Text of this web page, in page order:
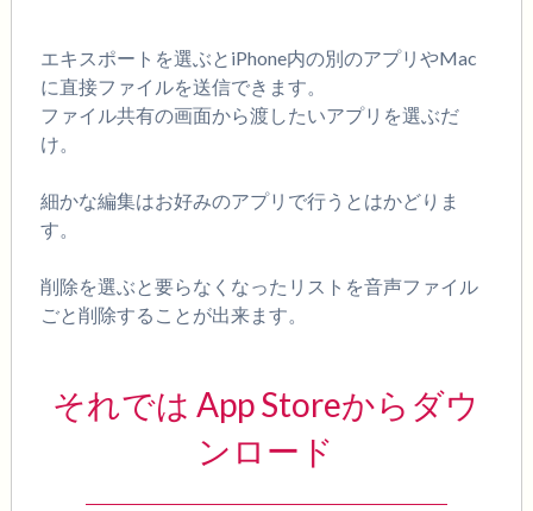
エキスポート を選ぶとiPhone内の別のアプリやMac
に直接ファイルを送信できます。
ファイル共有の画面から渡したいアプリを選ぶだ
け。
細かな編集はお好みのアプリで行うとはかどりま
す。
削除を選ぶと要らなくなったリストを音声ファイル
ごと削除することが出来ます。
それでは App Storeからダウ
ンロード